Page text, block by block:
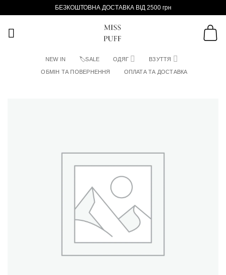
БЕЗКОШТОВНА ДОСТАВКА ВІД 2500 грн
NEW IN 🏷SALE ОДЯГ ВЗУТТЯ
ОБМІН ТА ПОВЕРНЕННЯ ОПЛАТА ТА ДОСТАВКА